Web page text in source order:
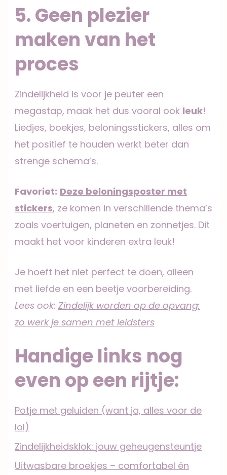
5. Geen plezier
maken van het
proces
Zindelijkheid is voor je peuter een
megastap, maak het dus vooral ook leuk!
Liedjes, boekjes, beloningsstickers, alles om
het positief te houden werkt beter dan
strenge schema’s.
Favoriet: Deze beloningsposter met
stickers, ze komen in verschillende thema’s
zoals voertuigen, planeten en zonnetjes. Dit
maakt het voor kinderen extra leuk!
Je hoeft het niet perfect te doen, alleen
met liefde en een beetje voorbereiding.
Lees ook: Zindelijk worden op de opvang:
zo werk je samen met leidsters
Handige links nog
even op een rijtje:
Potje met geluiden (want ja, alles voor de
lol)
Zindelijkheidsklok: jouw geheugensteuntje
Uitwasbare broekjes – comfortabel én